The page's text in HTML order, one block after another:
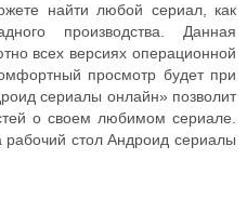
найти любой сериал, как
производства. Данная
всех версиях операционной
просмотр будет при
сериалы онлайн» позволит
о своем любимом сериале.
стол Андроид сериалы